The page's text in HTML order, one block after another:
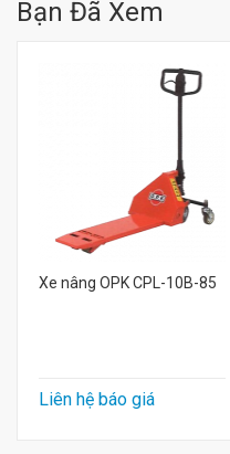
Bạn Đã Xem
Xe nâng OPK CPL-10B-85
Liên hệ báo giá